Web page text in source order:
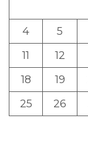
4
5
11
12
18
19
25
26